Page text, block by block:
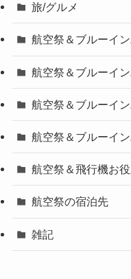
旅/グルメ
航空祭＆ブルーイ
航空祭＆ブルーイ
航空祭＆ブルーイ
航空祭＆ブルーイ
航空祭＆飛行機お
航空祭の宿泊先
雑記